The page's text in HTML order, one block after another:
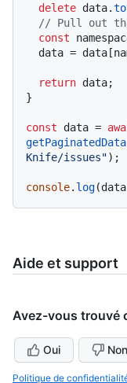
delete data.
// Pull out
const
return data;
}
const data =
getPaginatedData
Knife/issues");
console. log
Aide et support
Avez-vous trouvé
Oui Non
Politique de